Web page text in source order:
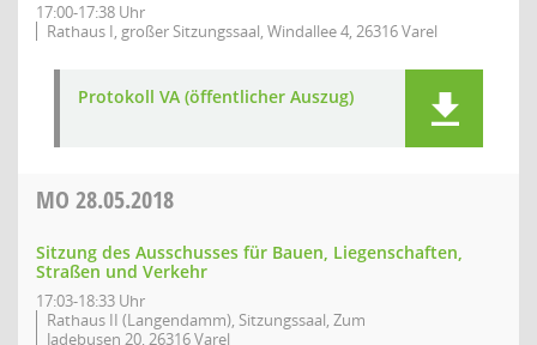
17:00-17:38 Uhr
Rathaus I, großer Sitzungssaal, Windallee 4, 26316 Varel
Protokoll VA (öffentlicher Auszug)
MO 28.05.2018
Sitzung des Ausschusses für Bauen, Liegenschaften,
Straßen und Verkehr
17:03-18:33 Uhr
Rathaus II (Langendamm), Sitzungssaal, Zum
Jadebusen 20, 26316 Varel